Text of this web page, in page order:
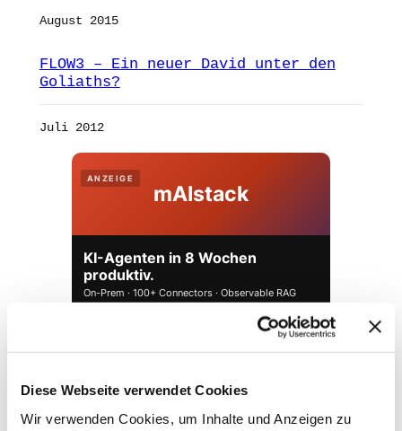
Diese Webseite verwendet Cookies
Wir verwenden Cookies, um Inhalte und Anzeigen zu
August 2015
FLOW3 – Ein neuer David unter den
Goliaths?
Juli 2012
ANZEIGE
mAIstack
KI-Agenten in 8 Wochen
produktiv.
On-Prem · 100+ Connectors · Observable RAG